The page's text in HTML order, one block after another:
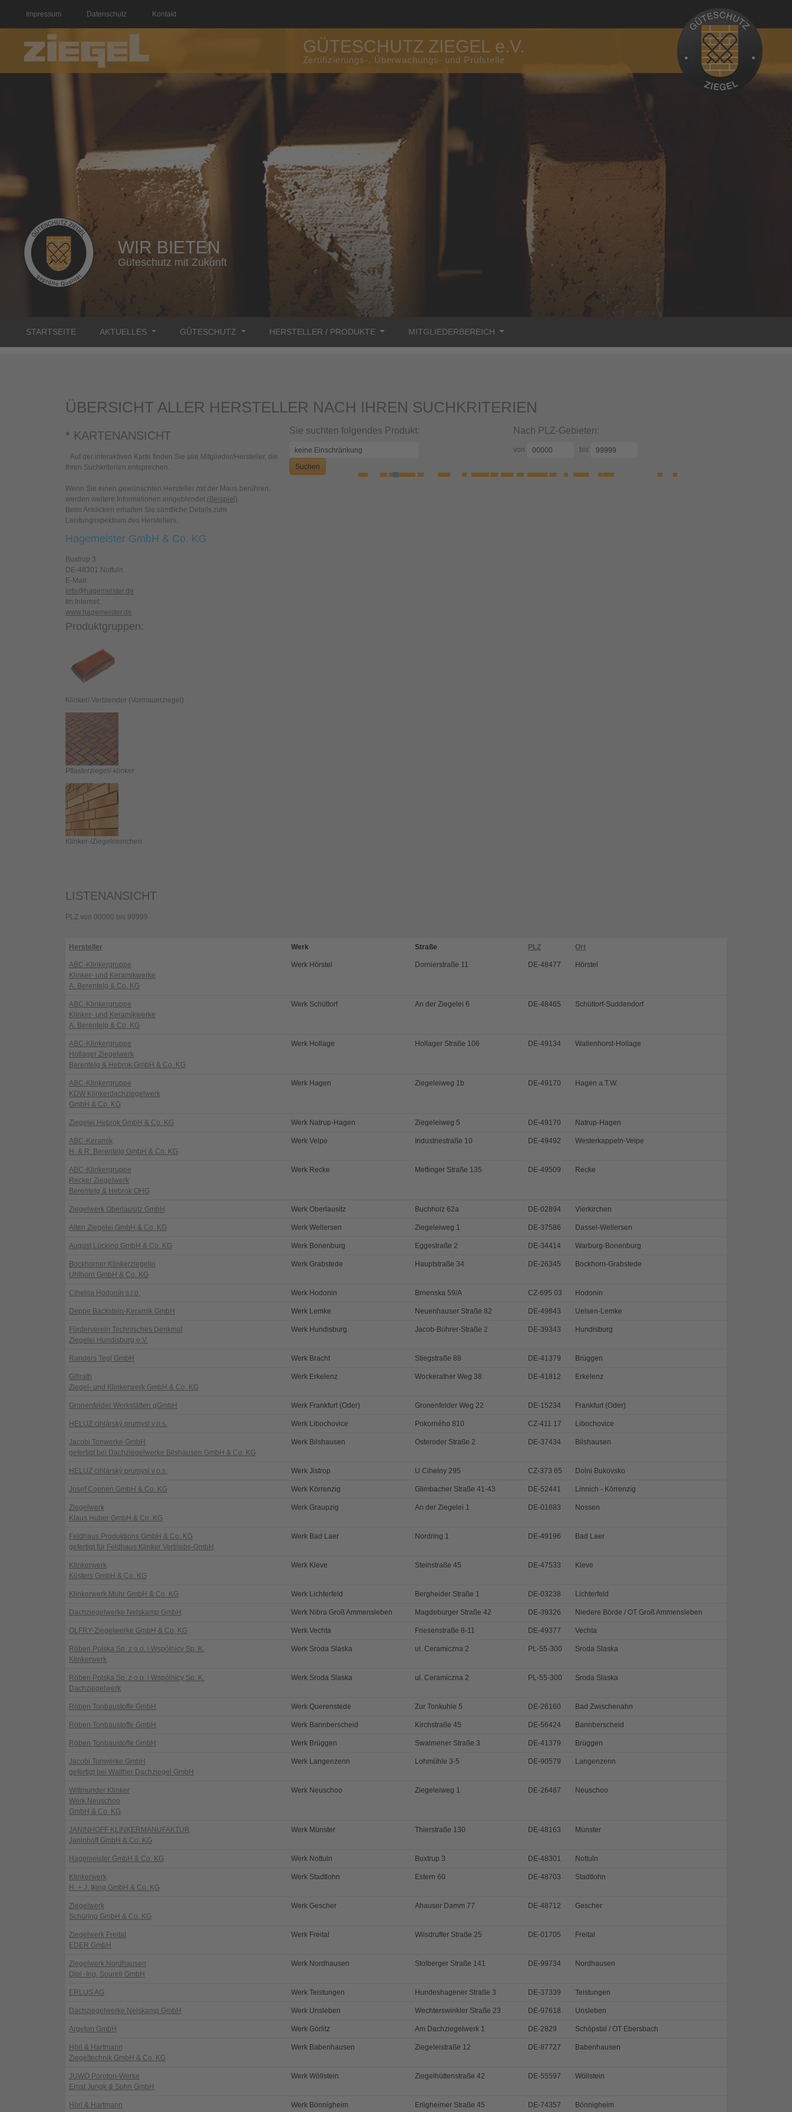
Impressum Datenschutz Kontakt
GÜTESCHUTZ ZIEGEL e.V.
Zertifizierungs-, Überwachungs- und Prüfstelle
Geprüfte Qualität mit Zertifikat
STARTSEITE AKTUELLES GÜTESCHUTZ HERSTELLER / PRODUKTE MITGLIEDERBEREICH
ÜBERSICHT ALLER HERSTELLER NACH IHREN SUCHKRITERIEN
* KARTENANSICHT
Auf der interaktiven Karte finden Sie alle Mitglieder/Hersteller, die
Ihren Suchkriterien entsprechen.
Wenn Sie einen gewünschten Hersteller mit der Maus berühren,
werden weitere Informationen eingeblendet (Beispiel).
Beim Anklicken erhalten Sie sämtliche Details zum
Leistungsspektrum des Herstellers.
Hagemeister GmbH & Co. KG
Buxtrup 3
DE-48301 Nottuln
E-Mail:
info@hagemeister.de
Im Internet:
www.hagemeister.de
Produktgruppen:
Klinker/ Verblender (Vormauerziegel)
Pflasterziegel/-klinker
Klinker-/Ziegelriemchen
Sie suchten folgendes Produkt: Nach PLZ-Gebieten:
von bis
Suchen
LISTENANSICHT
PLZ von 00000 bis 99999
Hersteller Werk Straße PLZ Ort
ABC-Klinkergruppe
Klinker- und Keramikwerke
A. Berentelg & Co. KG
Werk Hörstel Dornierstraße 11 DE-48477 Hörstel
ABC-Klinkergruppe
Klinker- und Keramikwerke
A. Berentelg & Co. KG
Werk Schüttorf An der Ziegelei 6 DE-48465 Schüttorf-Suddendorf
ABC-Klinkergruppe
Hollager Ziegelwerk
Berentelg & Hebrok GmbH & Co. KG
Werk Hollage Hollager Straße 106 DE-49134 Wallenhorst-Hollage
ABC-Klinkergruppe
KDW Klinkerdachziegelwerk
GmbH & Co. KG
Werk Hagen Ziegeleiweg 1b DE-49170 Hagen a.T.W.
Ziegelei Hebrok GmbH & Co. KG Werk Natrup-Hagen Ziegeleiweg 5 DE-49170 Natrup-Hagen
ABC-Keramik
H. & R. Berentelg GmbH & Co. KG
Werk Velpe Industriestraße 10 DE-49492 Westerkappeln-Velpe
ABC-Klinkergruppe
Recker Ziegelwerk
Berentelg & Hebrok OHG
Werk Recke Mettinger Straße 135 DE-49509 Recke
Ziegelwerk Oberlausitz GmbH Werk Oberlausitz Buchholz 62a DE-02894 Vierkirchen
Alten Ziegelei GmbH & Co. KG Werk Wellersen Ziegeleiweg 1 DE-37586 Dassel-Wellersen
August Lücking GmbH & Co. KG Werk Bonenburg Eggestraße 2 DE-34414 Warburg-Bonenburg
Bockhorner Klinkerziegelei
Uhlhorn GmbH & Co. KG
Werk Grabstede Hauptstraße 34 DE-26345 Bockhorn-Grabstede
Cihelna Hodonín s.r.o. Werk Hodonin Brnenska 59/A CZ-695 03 Hodonin
Deppe Backstein-Keramik GmbH Werk Lemke Neuenhauser Straße 82 DE-49843 Uelsen-Lemke
Förderverein Technisches Denkmal
Ziegelei Hundisburg e.V.
Werk Hundisburg Jacob-Bührer-Straße 2 DE-39343 Hundisburg
Randers Tegl GmbH Werk Bracht Stiegstraße 88 DE-41379 Brüggen
Gillrath
Ziegel- und Klinkerwerk GmbH & Co. KG
Werk Erkelenz Wockerather Weg 38 DE-41812 Erkelenz
Gronenfelder Werkstätten gGmbH Werk Frankfurt (Oder) Gronenfelder Weg 22 DE-15234 Frankfurt (Oder)
HELUZ cihlárský prumysl v.o.s. Werk Libochovice Pokorného 810 CZ-411 17 Libochovice
Jacobi Tonwerke GmbH
gefertigt bei Dachziegelwerke Bilshausen GmbH & Co. KG
Werk Bilshausen Osteroder Straße 2 DE-37434 Bilshausen
HELUZ cihlárský prumysl v.o.s. Werk Jistrop U Cihelny 295 CZ-373 65 Dolni Bukovsko
Josef Coenen GmbH & Co. KG Werk Körrenzig Glimbacher Straße 41-43 DE-52441 Linnich - Körrenzig
Ziegelwerk
Klaus Huber GmbH & Co. KG
Werk Graupzig An der Ziegelei 1 DE-01683 Nossen
Feldhaus Produktions GmbH & Co. KG
gefertigt für Feldhaus Klinker Vertriebs-GmbH
Werk Bad Laer Nordring 1 DE-49196 Bad Laer
Klinkerwerk
Küsters GmbH & Co. KG
Werk Kleve Steinstraße 45 DE-47533 Kleve
Klinkerwerk Muhr GmbH & Co. KG Werk Lichterfeld Bergheider Straße 1 DE-03238 Lichterfeld
Dachziegelwerke Nelskamp GmbH Werk Nibra Groß Ammensleben Magdeburger Straße 42 DE-39326 Niedere Börde / OT Groß Ammensleben
OLFRY-Ziegelwerke GmbH & Co. KG Werk Vechta Friesenstraße 8-11 DE-49377 Vechta
Röben Polska Sp. z o.o. i Wspólnicy Sp. K.
Klinkerwerk
Werk Sroda Slaska ul. Ceramiczna 2 PL-55-300 Sroda Slaska
Röben Polska Sp. z o.o. i Wspólnicy Sp. K.
Dachziegelwerk
Werk Sroda Slaska ul. Ceramiczna 2 PL-55-300 Sroda Slaska
Röben Tonbaustoffe GmbH Werk Querenstede Zur Tonkuhle 5 DE-26160 Bad Zwischenahn
Röben Tonbaustoffe GmbH Werk Bannberscheid Kirchstraße 45 DE-56424 Bannberscheid
Röben Tonbaustoffe GmbH Werk Brüggen Swalmener Straße 3 DE-41379 Brüggen
Jacobi Tonwerke GmbH
gefertigt bei Walther Dachziegel GmbH
Werk Langenzenn Lohmühle 3-5 DE-90579 Langenzenn
Wittmunder Klinker
Werk Neuschoo
GmbH & Co. KG
Werk Neuschoo Ziegeleiweg 1 DE-26487 Neuschoo
JANINHOFF KLINKERMANUFAKTUR
Janinhoff GmbH & Co. KG
Werk Münster Thierstraße 130 DE-48163 Münster
Hagemeister GmbH & Co. KG Werk Nottuln Buxtrup 3 DE-48301 Nottuln
Klinkerwerk
H. + J. Iking GmbH & Co. KG
Werk Stadtlohn Estern 60 DE-48703 Stadtlohn
Ziegelwerk
Schüring GmbH & Co. KG
Werk Gescher Ahauser Damm 77 DE-48712 Gescher
Ziegelwerk Freital
EDER GmbH
Werk Freital Wilsdruffer Straße 25 DE-01705 Freital
Ziegelwerk Nordhausen
Dipl.-Ing. Sourell GmbH
Werk Nordhausen Stolberger Straße 141 DE-99734 Nordhausen
ERLUS AG Werk Teistungen Hundeshagener Straße 3 DE-37339 Teistungen
Dachziegelwerke Nelskamp GmbH Werk Unsleben Wechterswinkler Straße 23 DE-97618 Unsleben
Argeton GmbH Werk Görlitz Am Dachziegelwerk 1 DE-2829 Schöpstal / OT Ebersbach
Hörl & Hartmann
Ziegeltechnik GmbH & Co. KG
Werk Babenhausen Ziegeleistraße 12 DE-87727 Babenhausen
JUWÖ Poroton-Werke
Ernst Jungk & Sohn GmbH
Werk Wöllstein Ziegelhüttenstraße 42 DE-55597 Wöllstein
Hörl & Hartmann
Werk Bönnigheim Erligheimer Straße 45 DE-74357 Bönnigheim